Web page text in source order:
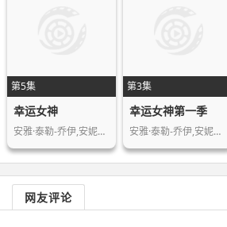
第5集
幸运女神
安雅·泰勒-乔伊,安妮特·贝宁,蒂莫西…
第3集
幸运女神第一季
安雅·泰勒-乔伊,安妮特·贝宁,蒂莫西…
网友评论